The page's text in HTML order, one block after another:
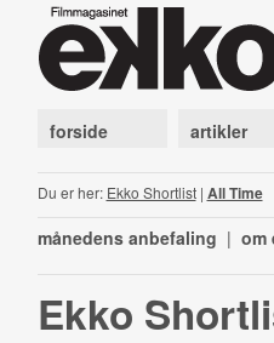
forside artikler
Du er her: Ekko Shortlist| All Time
månedens anbefaling | om
Ekko